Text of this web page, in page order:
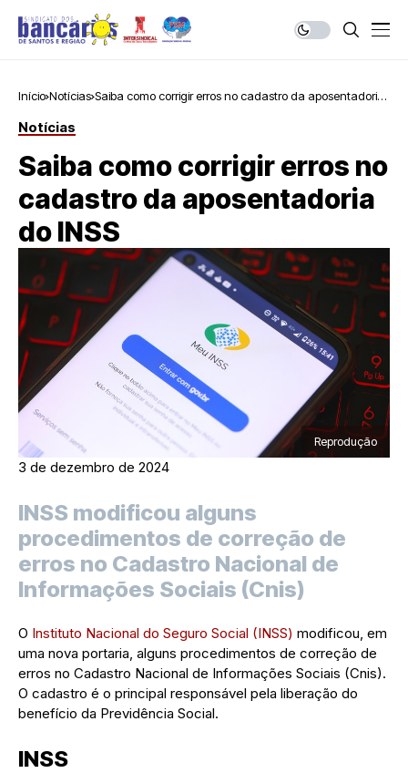
Início Notícias Saiba como corrigir erros no cadastro da aposentadoria
Notícias
Saiba como corrigir erros no
cadastro da aposentadoria
do INSS
Reprodução
3 de dezembro de 2024
INSS modificou alguns
procedimentos de correção de
erros no Cadastro Nacional de
Informações Sociais (Cnis)
O Instituto Nacional do Seguro Social (INSS) modificou, em
uma nova portaria, alguns procedimentos de correção de
erros no Cadastro Nacional de Informações Sociais (Cnis).
O cadastro é o principal responsável pela liberação do
benefício da Previdência Social.
INSS